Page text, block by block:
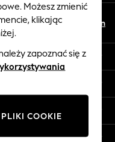
En
Możesz zmienić
klikając
zapoznać się z
COOKIE